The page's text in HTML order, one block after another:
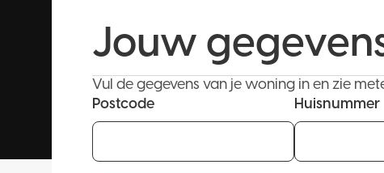
Jouw
Vul de gegevens van je woning in en zie
Postcode
Huisnummer